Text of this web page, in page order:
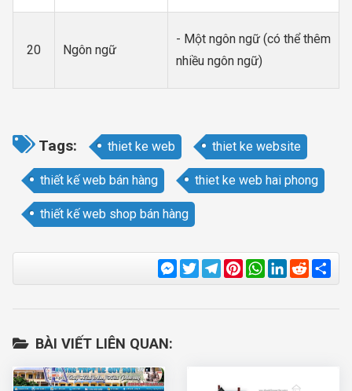
20 Ngôn ngữ
- Một ngôn ngữ (có thể thêm
nhiều ngôn ngữ)
Tags: thiet ke web thiet ke website
thiết kế web bán hàng thiet ke web hai phong
thiết kế web shop bán hàng
Messenger
TwitterTelegram
Pinterest
WhatsApp
LinkedIn
Reddit
BÀI VIẾT LIÊN QUAN: